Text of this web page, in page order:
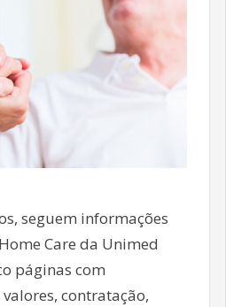
seguem informações
Care da Unimed
páginas com
contratação,